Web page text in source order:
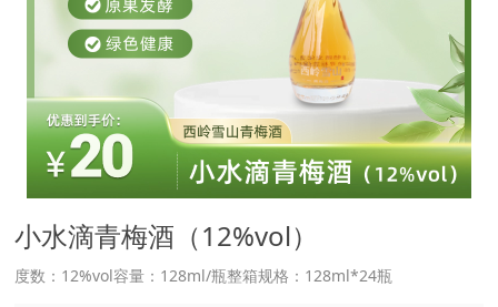
小水滴青梅酒（12%vol）
度数：12%vol容量：128ml/瓶整箱规格：128ml*24瓶